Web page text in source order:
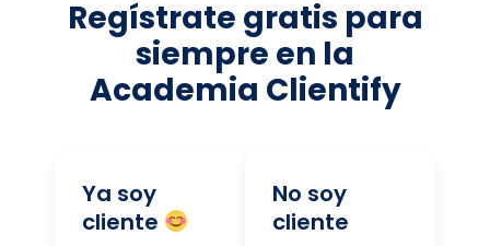
Regístrate gratis para
siempre en la
Academia Clientify
Ya soy
cliente
No soy
cliente